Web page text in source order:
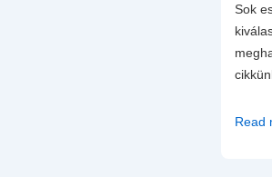
Sok
Milyen
Read